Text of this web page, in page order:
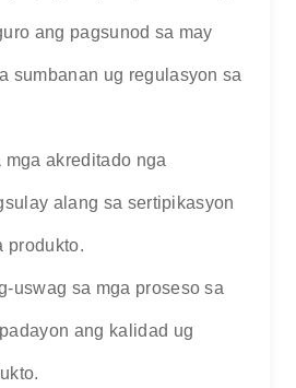
ang pagsunod sa may
sumbanan ug regulasyon sa
akreditado nga
alang sa sertipikasyon
produkto.
uswag sa mga proseso sa
ang kalidad ug